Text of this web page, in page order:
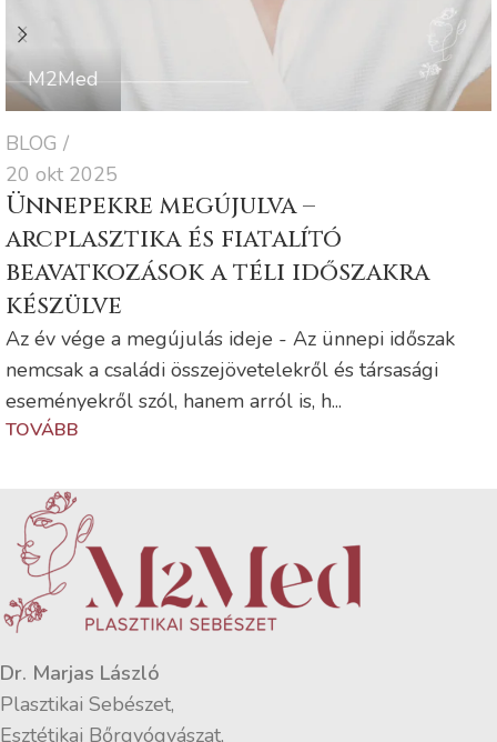
M2Med
BLOG
20 okt 2025
Ünnepekre megújulva –
arcplasztika és fiatalító
beavatkozások a téli időszakra
készülve
Az év vége a megújulás ideje - Az ünnepi időszak
nemcsak a családi összejövetelekről és társasági
eseményekről szól, hanem arról is, h...
TOVÁBB
Dr. Marjas László
Plasztikai Sebészet,
Esztétikai Bőrgyógyászat,